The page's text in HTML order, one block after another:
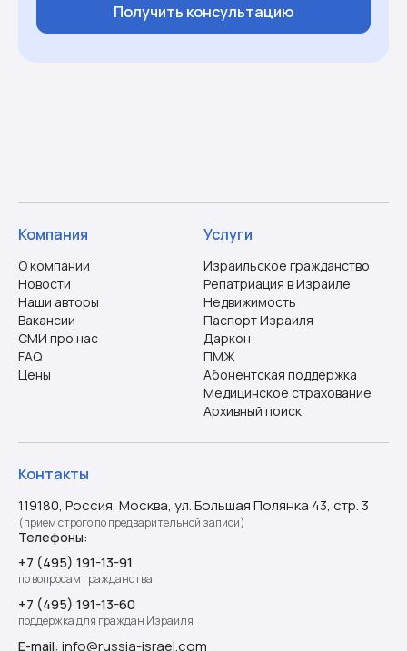
Получить консультацию
Компания
О компании
Новости
Наши авторы
Вакансии
СМИ про нас
FAQ
Цены
Услуги
Израильское гражданство
Репатриация в Израиле
Недвижимость
Паспорт Израиля
Даркон
ПМЖ
Абонентская поддержка
Медицинское страхование
Архивный поиск
Контакты
119180, Россия, Москва, ул. Большая Полянка 43, стр. 3
(прием строго по предварительной записи)
Телефоны:
+7 (495) 191-13-91
по вопросам гражданства
+7 (495) 191-13-60
поддержка для граждан Израиля
E-mail: info@russia-israel.com